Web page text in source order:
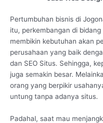
Pertumbuhan bisnis di
itu, perkembangan di
membikin kebutuhan akan
perusahaan yang baik
dan SEO Situs. Sehingga,
juga semakin besar.
orang yang berpikir
untung tanpa adanya situs.
Padahal, saat mau